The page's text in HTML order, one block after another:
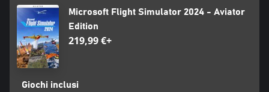
Microsoft Flight Simulator 2024 - Aviator
Edition
219,99 €+
Giochi inclusi